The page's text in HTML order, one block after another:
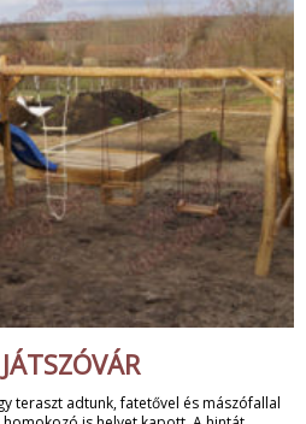
teraszt adtunk, fatetővel és mászófallal